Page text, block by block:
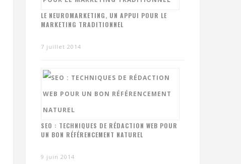
LE NEUROMARKETING, UN APPUI POUR LE
MARKETING TRADITIONNEL
7 juillet 2014
SEO : TECHNIQUES DE RÉDACTION WEB POUR
UN BON RÉFÉRENCEMENT NATUREL
9 juin 2014